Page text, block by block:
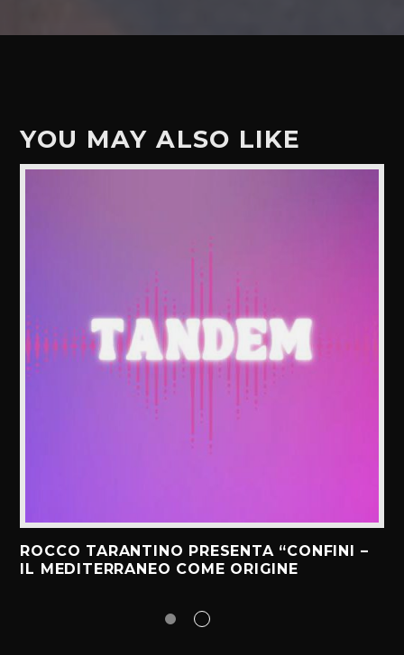
YOU MAY ALSO LIKE
ROCCO TARANTINO PRESENTA “CONFINI –
IL MEDITERRANEO COME ORIGINE